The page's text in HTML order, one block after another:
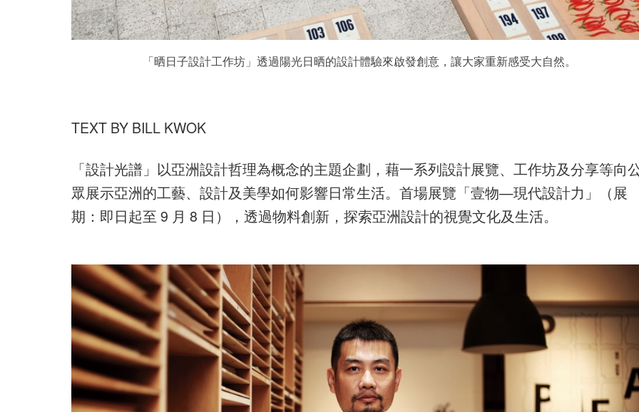
「晒日子設計工作坊」透過陽光日晒的設計體驗來啟發創意，讓大家重新感受大自然。
TEXT BY BILL KWOK
「設計光譜」以亞洲設計哲理為概念的主題企劃，藉一系列設計展覽、工作坊及分享等向
眾展示亞洲的工藝、設計及美學如何影響日常生活。首場展覽「壹物—現代設計力」（展
期：即日起至 9 月 8 日），透過物料創新，探索亞洲設計的視覺文化及生活。